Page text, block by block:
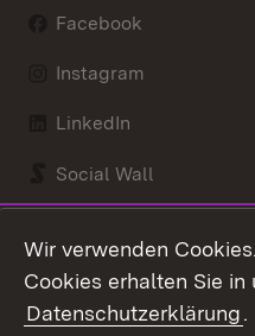
Facebook
Instagram
LinkedIn
Social Wall
Kontakt
Wir verwenden
Cookies erhalten Sie in
Datenschutzerklärung.